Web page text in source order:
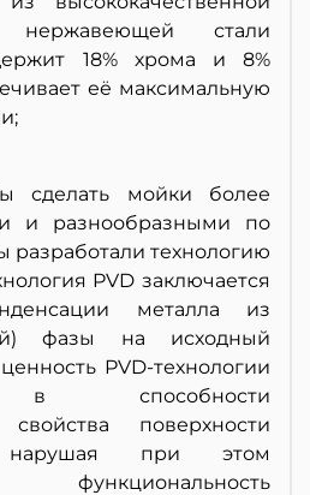
нержавеющей стали
18% хрома и 8%
её максимальную
сделать мойки более
и разнообразными по
технологию
PVD заключается
металла из
фазы на исходный
PVD-технологии
в способности
поверхности
при этом
функциональность